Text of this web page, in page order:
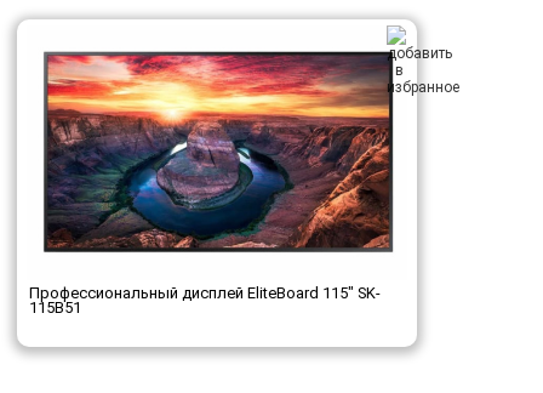
Профессиональный дисплей EliteBoard 115" SK-
115B51